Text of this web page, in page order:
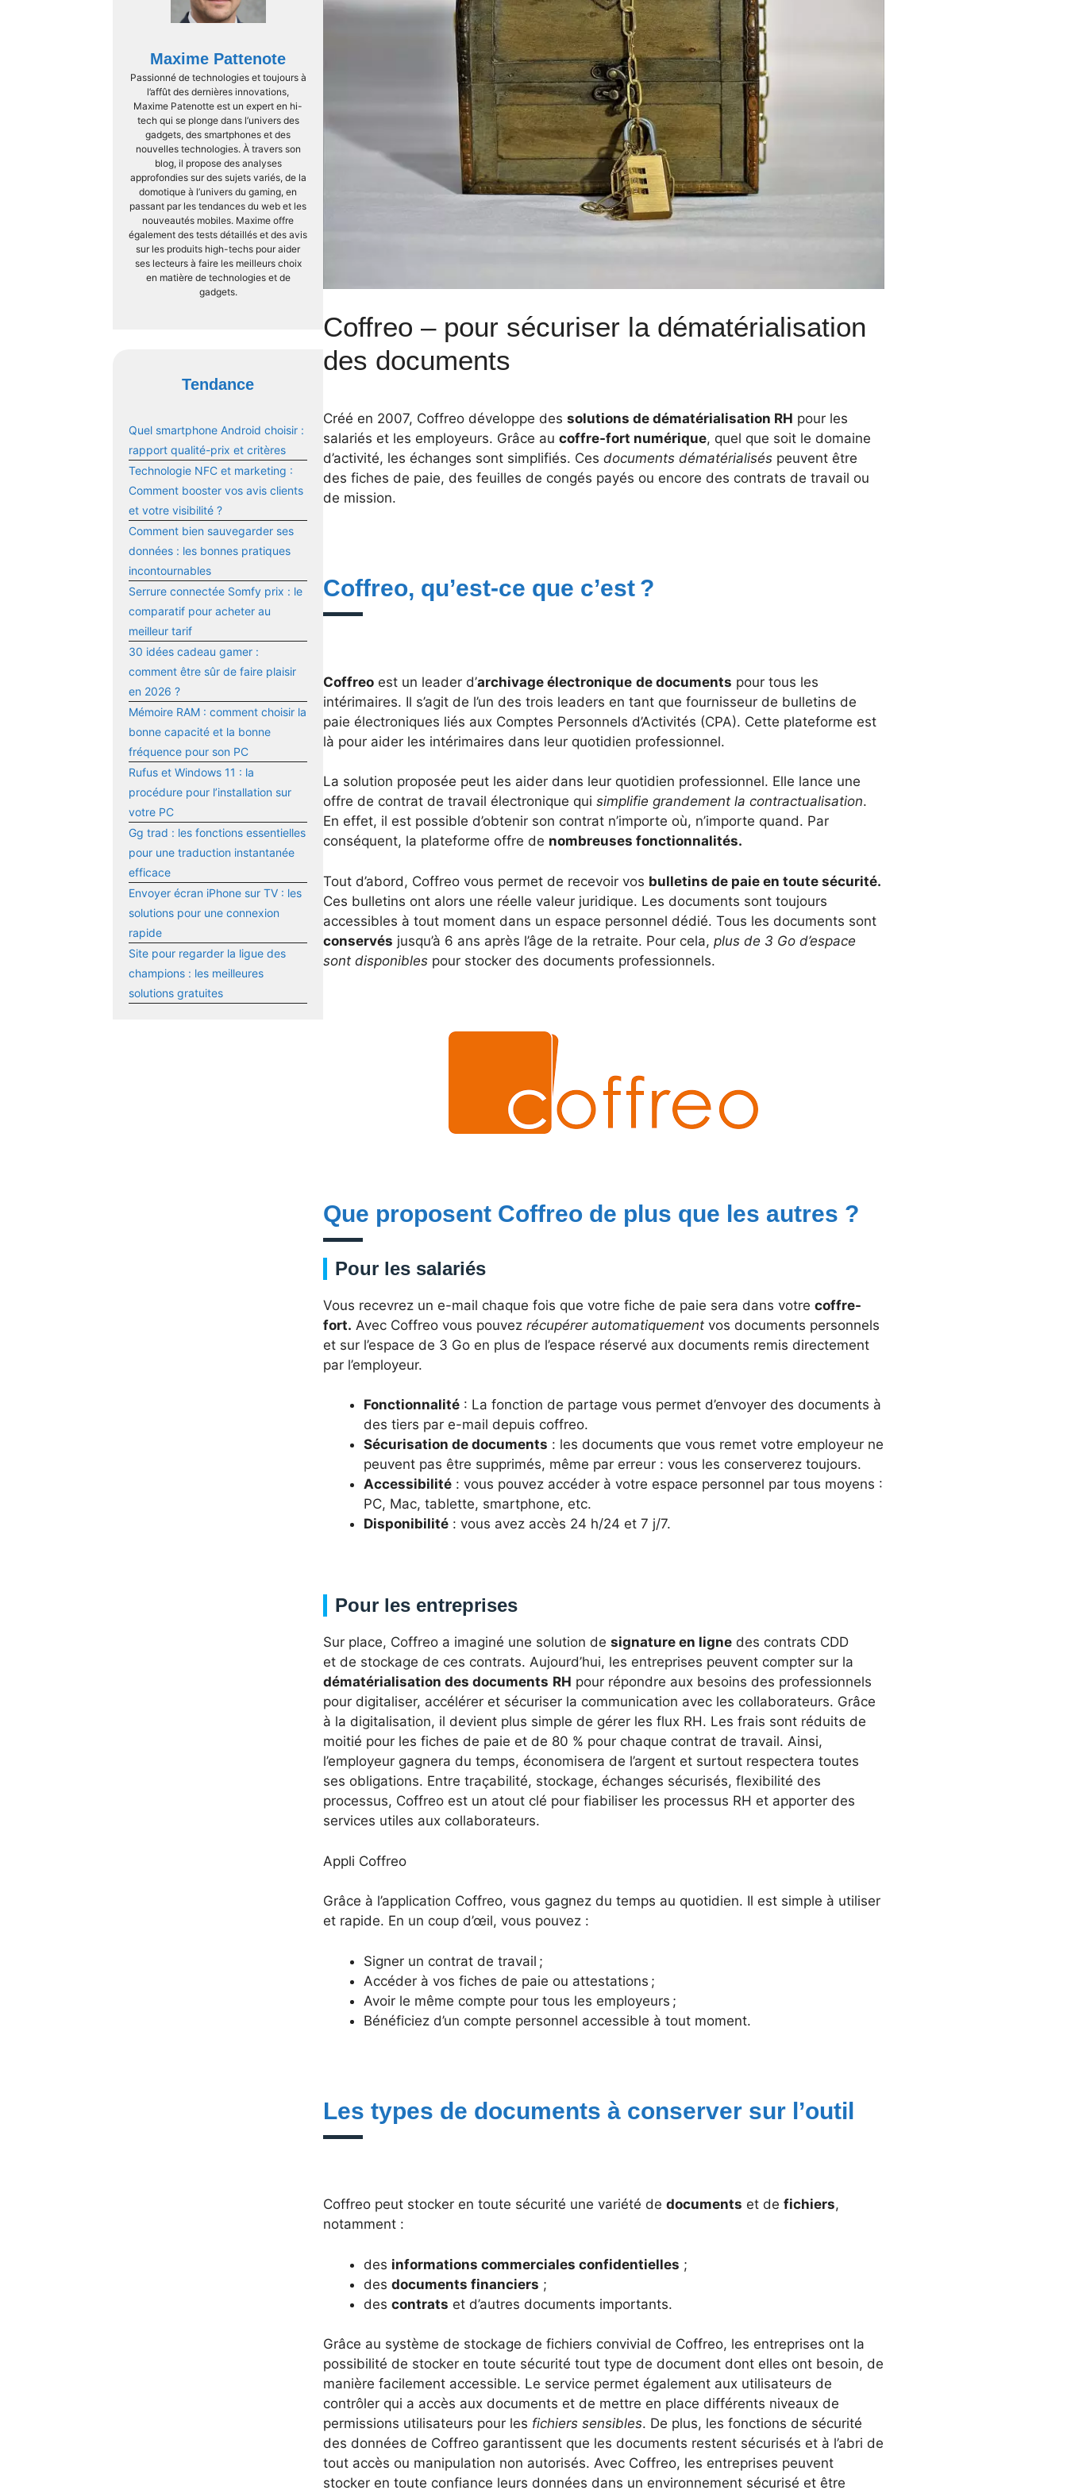
Maxime Pattenote
Passionné de technologies et toujours à
l’affût des dernières innovations,
Maxime Patenotte est un expert en hi-
tech qui se plonge dans l’univers des
gadgets, des smartphones et des
nouvelles technologies. À travers son
blog, il propose des analyses
approfondies sur des sujets variés, de la
domotique à l’univers du gaming, en
passant par les tendances du web et les
nouveautés mobiles. Maxime offre
également des tests détaillés et des avis
sur les produits high-techs pour aider
ses lecteurs à faire les meilleurs choix
en matière de technologies et de
gadgets.
Tendance
Quel smartphone Android choisir :
rapport qualité-prix et critères
Technologie NFC et marketing :
Comment booster vos avis clients
et votre visibilité ?
Comment bien sauvegarder ses
données : les bonnes pratiques
incontournables
Serrure connectée Somfy prix : le
comparatif pour acheter au
meilleur tarif
30 idées cadeau gamer :
comment être sûr de faire plaisir
en 2026 ?
Mémoire RAM : comment choisir la
bonne capacité et la bonne
fréquence pour son PC
Rufus et Windows 11 : la
procédure pour l’installation sur
votre PC
Gg trad : les fonctions essentielles
pour une traduction instantanée
efficace
Envoyer écran iPhone sur TV : les
solutions pour une connexion
rapide
Site pour regarder la ligue des
champions : les meilleures
solutions gratuites
Coffreo – pour sécuriser la dématérialisation
des documents
Créé en 2007, Coffreo développe des solutions de dématérialisation RH pour les
salariés et les employeurs. Grâce au coffre-fort numérique, quel que soit le domaine
d’activité, les échanges sont simplifiés. Ces documents dématérialisés peuvent être
des fiches de paie, des feuilles de congés payés ou encore des contrats de travail ou
de mission.
Coffreo, qu’est-ce que c’est ?
Coffreo est un leader d’archivage électronique de documents pour tous les
intérimaires. Il s’agit de l’un des trois leaders en tant que fournisseur de bulletins de
paie électroniques liés aux Comptes Personnels d’Activités (CPA). Cette plateforme est
là pour aider les intérimaires dans leur quotidien professionnel.
La solution proposée peut les aider dans leur quotidien professionnel. Elle lance une
offre de contrat de travail électronique qui simplifie grandement la contractualisation.
En effet, il est possible d’obtenir son contrat n’importe où, n’importe quand. Par
conséquent, la plateforme offre de nombreuses fonctionnalités.
Tout d’abord, Coffreo vous permet de recevoir vos bulletins de paie en toute sécurité.
Ces bulletins ont alors une réelle valeur juridique. Les documents sont toujours
accessibles à tout moment dans un espace personnel dédié. Tous les documents sont
conservés jusqu’à 6 ans après l’âge de la retraite. Pour cela, plus de 3 Go d’espace
sont disponibles pour stocker des documents professionnels.
Que proposent Coffreo de plus que les autres ?
Pour les salariés
Vous recevrez un e-mail chaque fois que votre fiche de paie sera dans votre coffre-
fort. Avec Coffreo vous pouvez récupérer automatiquement vos documents personnels
et sur l’espace de 3 Go en plus de l’espace réservé aux documents remis directement
par l’employeur.
Fonctionnalité : La fonction de partage vous permet d’envoyer des documents à
des tiers par e-mail depuis coffreo.
Sécurisation de documents : les documents que vous remet votre employeur ne
peuvent pas être supprimés, même par erreur : vous les conserverez toujours.
Accessibilité : vous pouvez accéder à votre espace personnel par tous moyens :
PC, Mac, tablette, smartphone, etc.
Disponibilité : vous avez accès 24 h/24 et 7 j/7.
Pour les entreprises
Sur place, Coffreo a imaginé une solution de signature en ligne des contrats CDD
et de stockage de ces contrats. Aujourd’hui, les entreprises peuvent compter sur la
dématérialisation des documents RH pour répondre aux besoins des professionnels
pour digitaliser, accélérer et sécuriser la communication avec les collaborateurs. Grâce
à la digitalisation, il devient plus simple de gérer les flux RH. Les frais sont réduits de
moitié pour les fiches de paie et de 80 % pour chaque contrat de travail. Ainsi,
l’employeur gagnera du temps, économisera de l’argent et surtout respectera toutes
ses obligations. Entre traçabilité, stockage, échanges sécurisés, flexibilité des
processus, Coffreo est un atout clé pour fiabiliser les processus RH et apporter des
services utiles aux collaborateurs.
Appli Coffreo
Grâce à l’application Coffreo, vous gagnez du temps au quotidien. Il est simple à utiliser
et rapide. En un coup d’œil, vous pouvez :
Signer un contrat de travail ;
Accéder à vos fiches de paie ou attestations ;
Avoir le même compte pour tous les employeurs ;
Bénéficiez d’un compte personnel accessible à tout moment.
Les types de documents à conserver sur l’outil
Coffreo peut stocker en toute sécurité une variété de documents et de fichiers,
notamment :
des informations commerciales confidentielles ;
des documents financiers ;
des contrats et d’autres documents importants.
Grâce au système de stockage de fichiers convivial de Coffreo, les entreprises ont la
possibilité de stocker en toute sécurité tout type de document dont elles ont besoin, de
manière facilement accessible. Le service permet également aux utilisateurs de
contrôler qui a accès aux documents et de mettre en place différents niveaux de
permissions utilisateurs pour les fichiers sensibles. De plus, les fonctions de sécurité
des données de Coffreo garantissent que les documents restent sécurisés et à l’abri de
tout accès ou manipulation non autorisés. Avec Coffreo, les entreprises peuvent
stocker en toute confiance leurs données dans un environnement sécurisé et être